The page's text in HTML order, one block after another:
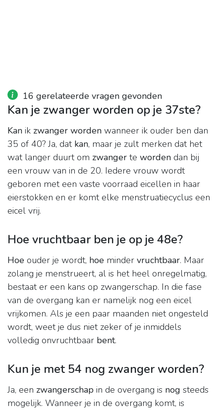
16 gerelateerde vragen gevonden
Kan je zwanger worden op je 37ste?
Kan ik zwanger worden wanneer ik ouder ben dan
35 of 40? Ja, dat kan, maar je zult merken dat het
wat langer duurt om zwanger te worden dan bij
een vrouw van in de 20. Iedere vrouw wordt
geboren met een vaste voorraad eicellen in haar
eierstokken en er komt elke menstruatiecyclus een
eicel vrij.
Hoe vruchtbaar ben je op je 48e?
Hoe ouder je wordt, hoe minder vruchtbaar. Maar
zolang je menstrueert, al is het heel onregelmatig,
bestaat er een kans op zwangerschap. In die fase
van de overgang kan er namelijk nog een eicel
vrijkomen. Als je een paar maanden niet ongesteld
wordt, weet je dus niet zeker of je inmiddels
volledig onvruchtbaar bent.
Kun je met 54 nog zwanger worden?
Ja, een zwangerschap in de overgang is nog steeds
mogelijk. Wanneer je in de overgang komt, is